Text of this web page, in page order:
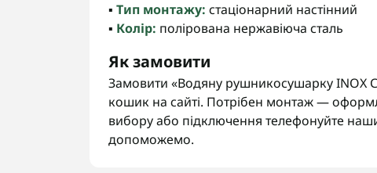
▪️ Тип монтажу: стаціонарний настінний
▪️ Колір: полірована нержавіюча сталь
Як замовити
Замовити «Водяну рушникосушарку INOX
кошик на сайті. Потрібен монтаж —
вибору або підключення телефонуйте
допоможемо.